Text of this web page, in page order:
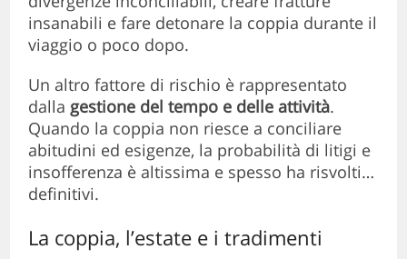
insanabili e fare detonare la coppia durante il
viaggio o poco dopo.
Un altro fattore di rischio è rappresentato
dalla gestione del tempo e delle attività.
Quando la coppia non riesce a conciliare
abitudini ed esigenze, la probabilità di litigi e
insofferenza è altissima e spesso ha risvolti…
definitivi.
La coppia, l’estate e i tradimenti